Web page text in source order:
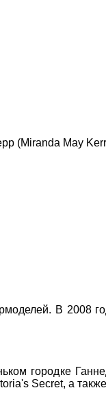
(Miranda May
В 2008
городке
Secret, а